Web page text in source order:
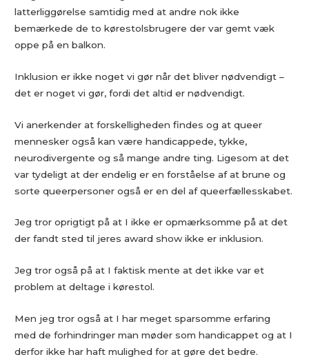
latterliggørelse samtidig med at andre nok ikke
bemærkede de to kørestolsbrugere der var gemt væk
oppe på en balkon.
Inklusion er ikke noget vi gør når det bliver nødvendigt –
det er noget vi gør, fordi det altid er nødvendigt.
Vi anerkender at forskelligheden findes og at queer
mennesker også kan være handicappede, tykke,
neurodivergente og så mange andre ting. Ligesom at det
var tydeligt at der endelig er en forståelse af at brune og
sorte queerpersoner også er en del af queerfællesskabet.
Jeg tror oprigtigt på at I ikke er opmærksomme på at det
der fandt sted til jeres award show ikke er inklusion.
Jeg tror også på at I faktisk mente at det ikke var et
problem at deltage i kørestol.
Men jeg tror også at I har meget sparsomme erfaring
med de forhindringer man møder som handicappet og at I
derfor ikke har haft mulighed for at gøre det bedre.